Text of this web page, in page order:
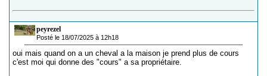
peyrezel
Posté le 18/07/2025 à 12h18
oui mais quand on a un cheval a la maison je prend plus de cours
c'est moi qui donne des "cours" a sa propriétaire.